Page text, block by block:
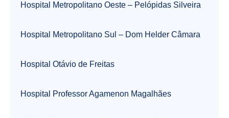
Hospital Metropolitano Oeste – Pelópidas Silveira
Hospital Metropolitano Sul – Dom Helder Câmara
Hospital Otávio de Freitas
Hospital Professor Agamenon Magalhães